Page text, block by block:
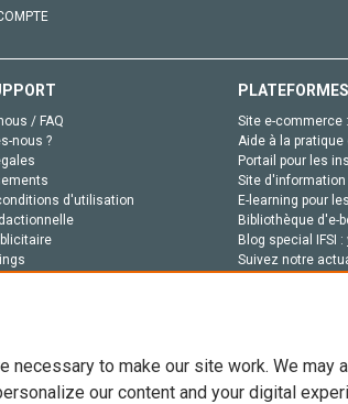
/ FAQ
nous ?
d'utilisation
Site e-commerce :
Aide à la pratique
Portail pour les
Site d'information
E-learning pour
Bibliothèque d'e-
Blog special IFSI :
Suivez notre
necessary to make our site work. We may
our content and your digital